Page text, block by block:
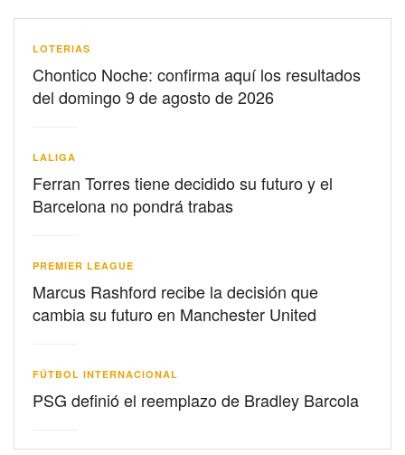
LOTERIAS
Chontico Noche: confirma aquí los resultados
del domingo 9 de agosto de 2026
LALIGA
Ferran Torres tiene decidido su futuro y el
Barcelona no pondrá trabas
PREMIER LEAGUE
Marcus Rashford recibe la decisión que
cambia su futuro en Manchester United
FÚTBOL INTERNACIONAL
PSG definió el reemplazo de Bradley Barcola